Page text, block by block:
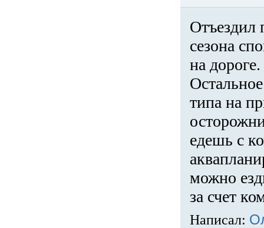
Отъездил
сезона
на
типа на
едешь с
можно
за счет
Написал: